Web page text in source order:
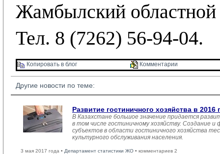
Жамбылский
Тел. 8 (7262) 56-94-04.
Копировать в блог Комментарии
Другие новости по теме:
Развитие гостиничного хозяйства в 2016
В Казахстане большое значение придается
в том числе гостиничному хозяйству. Создание
субъектов в области гостиничного хозяйства
культурного обслуживания населения.
3 мая 2017 года • Департамент статистики ЖО • комментариев 2